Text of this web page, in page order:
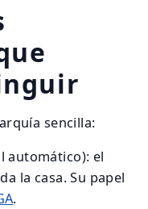
sencilla:
automático): el
la casa. Su papel
.